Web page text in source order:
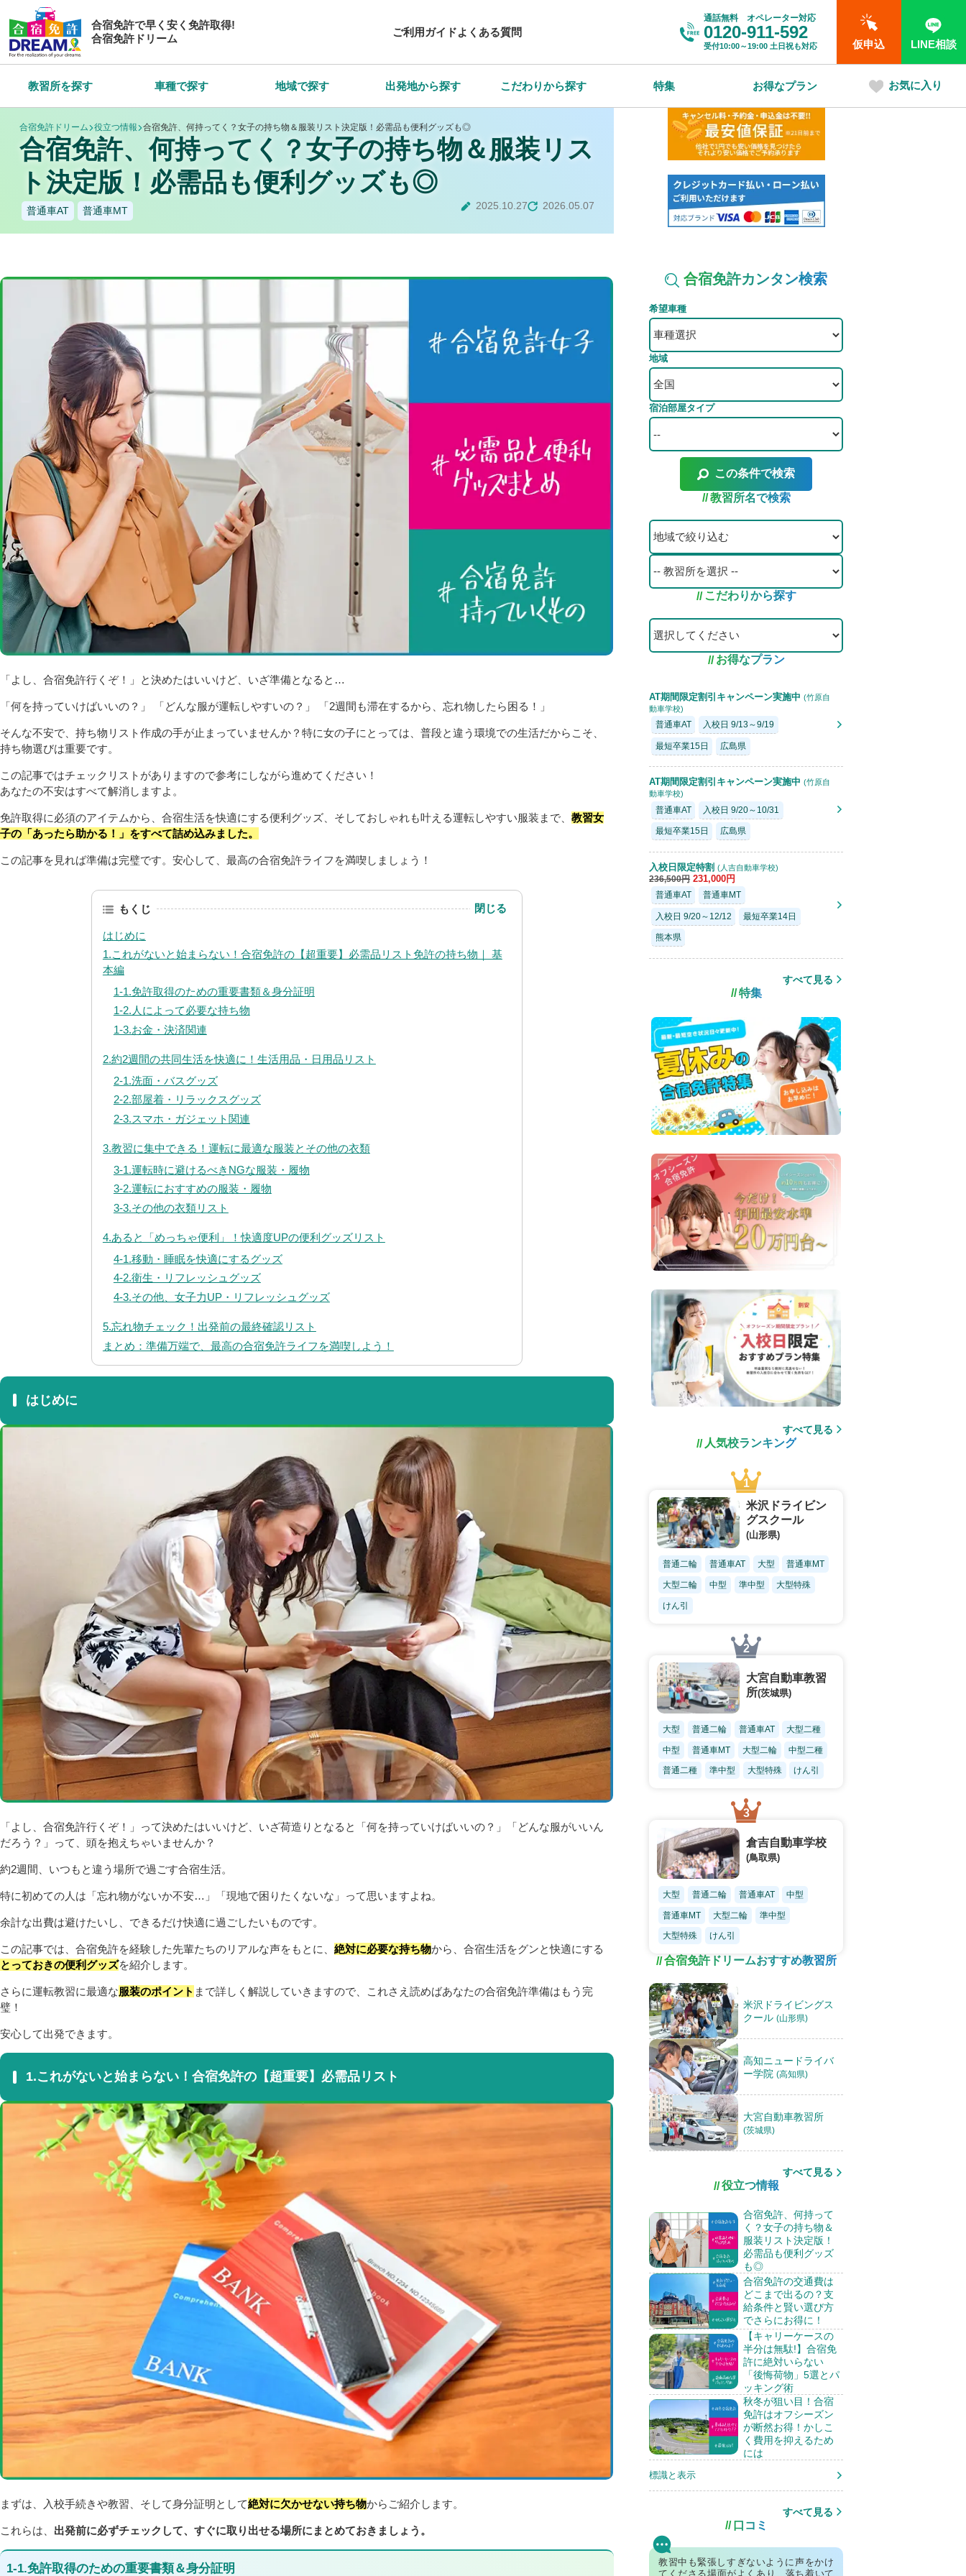
合宿免許で早く安く免許取得!
合宿免許ドリーム
ご利用ガイドよくある質問
通話無料 オペレーター対応
0120-911-592
受付10:00～19:00 土日祝も対応 仮申込 LINE相談
教習所を探す 車種で探す 地域で探す 出発地から探す こだわりから探す 特集 お得なプラン お気に入り
合宿免許ドリーム 役立つ情報 合宿免許、何持ってく？女子の持ち物＆服装リスト決定版！必需品も便利グッズも◎
合宿免許、何持ってく？女子の持ち物＆服装リス
ト決定版！必需品も便利グッズも◎
普通車AT 普通車MT 2025.10.27 2026.05.07
「よし、合宿免許行くぞ！」と決めたはいいけど、いざ準備となると…
「何を持っていけばいいの？」 「どんな服が運転しやすいの？」 「2週間も滞在するから、忘れ物したら困る！」
そんな不安で、持ち物リスト作成の手が止まっていませんか？特に女の子にとっては、普段と違う環境での生活だからこそ、
持ち物選びは重要です。
この記事ではチェックリストがありますので参考にしながら進めてください！
あなたの不安はすべて解消しますよ。
免許取得に必須のアイテムから、合宿生活を快適にする便利グッズ、そしておしゃれも叶える運転しやすい服装まで、 教習女
子の「あったら助かる！」をすべて詰め込みました。
この記事を見れば準備は完璧です。安心して、最高の合宿免許ライフを満喫しましょう！
もくじ 閉じる
はじめに
1.これがないと始まらない！合宿免許の【超重要】必需品リスト免許の持ち物｜ 基
本編
1-1.免許取得のための重要書類＆身分証明
1-2.人によって必要な持ち物
1-3.お金・決済関連
2.約2週間の共同生活を快適に！生活用品・日用品リスト
2-1.洗面・バスグッズ
2-2.部屋着・リラックスグッズ
2-3.スマホ・ガジェット関連
3.教習に集中できる！運転に最適な服装とその他の衣類
3-1.運転時に避けるべきNGな服装・履物
3-2.運転におすすめの服装・履物
3-3.その他の衣類リスト
4.あると「めっちゃ便利」！快適度UPの便利グッズリスト
4-1.移動・睡眠を快適にするグッズ
4-2.衛生・リフレッシュグッズ
4-3.その他、女子力UP・リフレッシュグッズ
5.忘れ物チェック！出発前の最終確認リスト
まとめ：準備万端で、最高の合宿免許ライフを満喫しよう！
はじめに
「よし、合宿免許行くぞ！」って決めたはいいけど、いざ荷造りとなると「何を持っていけばいいの？」「どんな服がいいん
だろう？」って、頭を抱えちゃいませんか？
約2週間、いつもと違う場所で過ごす合宿生活。
特に初めての人は「忘れ物がないか不安…」「現地で困りたくないな」って思いますよね。
余計な出費は避けたいし、できるだけ快適に過ごしたいものです。
この記事では、合宿免許を経験した先輩たちのリアルな声をもとに、 絶対に必要な持ち物から、合宿生活をグンと快適にする
とっておきの便利グッズを紹介します。
さらに運転教習に最適な服装のポイント まで詳しく解説していきますので、これさえ読めばあなたの合宿免許準備はもう完
璧！
安心して出発できます。
1.これがないと始まらない！合宿免許の【超重要】必需品リスト
まずは、入校手続きや教習、そして身分証明として絶対に欠かせない持ち物からご紹介します。
これらは、 出発前に必ずチェックして、すぐに取り出せる場所にまとめておきましょう。
1-1.免許取得のための重要書類＆身分証明
合宿免許カンタン検索
希望車種
地域
宿泊部屋タイプ
この条件で検索
教習所名で検索
こだわりから探す
お得なプラン
AT期間限定割引キャンペーン実施中 (竹原自
動車学校)
普通車AT 入校日 9/13～9/19
最短卒業15日 広島県
AT期間限定割引キャンペーン実施中 (竹原自
動車学校)
普通車AT 入校日 9/20～10/31
最短卒業15日 広島県
入校日限定特割 (人吉自動車学校)
236,500円 231,000円
普通車AT 普通車MT
入校日 9/20～12/12 最短卒業14日
熊本県
すべて見る
特集
すべて見る
人気校ランキング
米沢ドライビン
グスクール
(山形県)
普通二輪 普通車AT 大型 普通車MT
大型二輪 中型 準中型 大型特殊
けん引
大宮自動車教習
所(茨城県)
大型 普通二輪 普通車AT 大型二種
中型 普通車MT 大型二輪 中型二種
普通二種 準中型 大型特殊 けん引
倉吉自動車学校
(鳥取県)
大型 普通二輪 普通車AT 中型
普通車MT 大型二輪 準中型
大型特殊 けん引
合宿免許ドリームおすすめ教習所
米沢ドライビングス
クール(山形県)
高知ニュードライバ
ー学院(高知県)
大宮自動車教習所
(茨城県)
すべて見る
役立つ情報
合宿免許、何持って
く？女子の持ち物＆
服装リスト決定版！
必需品も便利グッズ
も◎
合宿免許の交通費は
どこまで出るの？支
給条件と賢い選び方
でさらにお得に！
【キャリーケースの
半分は無駄!】合宿免
許に絶対いらない
「後悔荷物」5選とパ
ッキング術
秋冬が狙い目！合宿
免許はオフシーズン
が断然お得！かしこ
く費用を抑えるため
には
標識と表示
すべて見る
口コミ
教習中も緊張しすぎないように声をかけ
てくださる場面がよくあり、落ち着いて